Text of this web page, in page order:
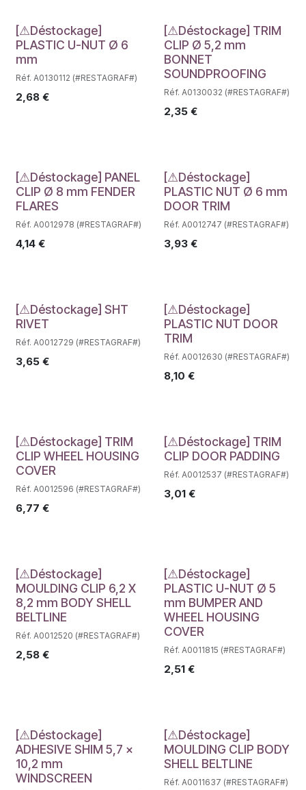
Déstockage
[⚠Déstockage]
PLASTIC U-NUT Ø 6
mm
Réf. A0130112 (#RESTAGRAF#)
2,68 €
Déstockage
[⚠Déstockage] TRIM
CLIP Ø 5,2 mm
BONNET
SOUNDPROOFING
Réf. A0130032 (#RESTAGRAF#)
2,35€
Déstockage
[⚠Déstockage] PANEL
CLIP Ø 8 mm FENDER
FLARES
Réf. A0012978 (#RESTAGRAF#)
4,14 €
Déstockage
[⚠Déstockage]
PLASTIC NUT Ø 6 mm
DOOR TRIM
Réf. A0012747 (#RESTAGRAF#)
3,93€
Déstockage
[⚠Déstockage] SHT
RIVET
Réf. A0012729 (#RESTAGRAF#)
3,65 €
Déstockage
[⚠Déstockage]
PLASTIC NUT DOOR
TRIM
Réf. A0012630 (#RESTAGRAF#)
8,10 €
Déstockage
[⚠Déstockage] TRIM
CLIP WHEEL HOUSING
COVER
Réf. A0012596 (#RESTAGRAF#)
6,77 €
Déstockage
[⚠Déstockage] TRIM
CLIP DOOR PADDING
Réf. A0012537 (#RESTAGRAF#)
3,01€
Déstockage
[⚠Déstockage]
MOULDING CLIP 6,2 X
8,2 mm BODY SHELL
BELTLINE
Réf. A0012520 (#RESTAGRAF#)
2,58 €
Déstockage
[⚠Déstockage]
PLASTIC U-NUT Ø 5
mm BUMPER AND
WHEEL HOUSING
COVER
Réf. A0011815 (#RESTAGRAF#)
2,51€
Déstockage
[⚠Déstockage]
ADHESIVE SHIM 5,7 x
10,2 mm
WINDSCREEN
Déstockage
[⚠Déstockage]
MOULDING CLIP BODY
SHELL BELTLINE
Réf. A0011637 (#RESTAGRAF#)